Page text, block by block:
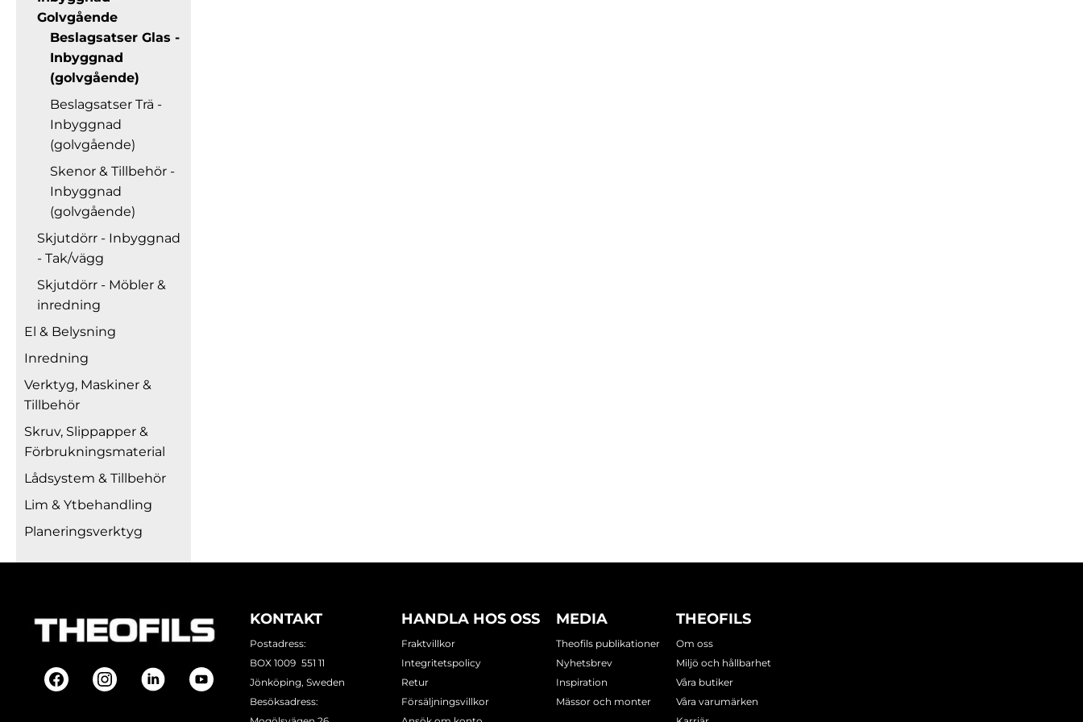
Golvgående
Beslagsatser Glas -
Inbyggnad
(golvgående)
Beslagsatser Trä -
Inbyggnad
(golvgående)
Skenor & Tillbehör -
Inbyggnad
(golvgående)
Skjutdörr - Inbyggnad
- Tak/vägg
Skjutdörr - Möbler &
inredning
El & Belysning
Inredning
Verktyg, Maskiner &
Tillbehör
Skruv, Slippapper &
Förbrukningsmaterial
Lådsystem & Tillbehör
Lim & Ytbehandling
Planeringsverktyg
KONTAKT
Postadress:
BOX 1009 551 11
Jönköping, Sweden
Besöksadress:
HANDLA HOS OSS
Fraktvillkor
Integritetspolicy
Retur
Försäljningsvillkor
MEDIA
Theofils publikationer
Nyhetsbrev
Inspiration
Mässor och monter
THEOFILS
Om oss
Miljö och hållbarhet
Våra butiker
Våra varumärken